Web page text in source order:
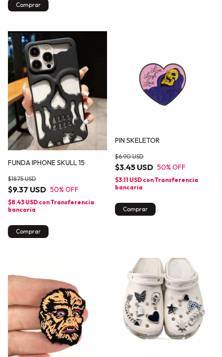
Comprar
FUNDA IPHONE SKULL 15
$9.37 USD
$18.75 USD
50% OFF
$8.43 USD conTransferencia
bancaria
Comprar
PIN SKELETOR
$3.45 USD
$6.90 USD
50% OFF
$3.11 USD conTransferencia
bancaria